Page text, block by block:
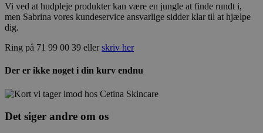
Vi ved at hudpleje produkter kan være en jungle at finde rundt i,
men Sabrina vores kundeservice ansvarlige sidder klar til at hjælpe
dig.
Ring på 71 99 00 39 ellerskriv her
Der er ikke noget i din kurv endnu
Det siger andre om os